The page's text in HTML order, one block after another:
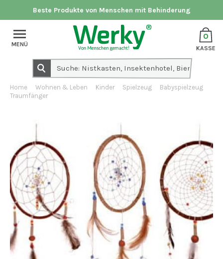
Beste Produkte von Menschen mit Behinderung
0
KASSE
MENÜ
Home Wohnen & Leben Kinder Spielzeug
Babyspielzeug
Traumfänger